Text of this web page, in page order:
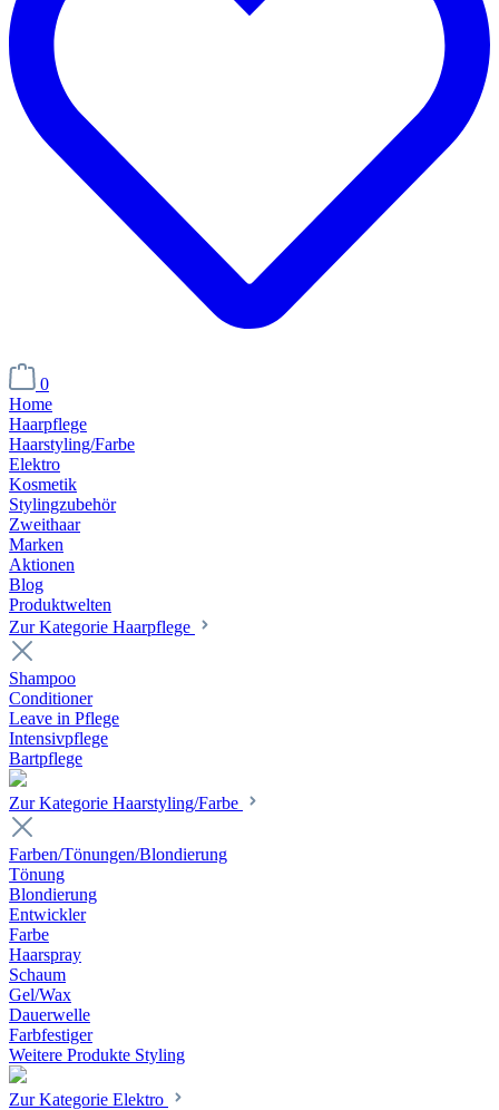
0
Home
Haarpflege
Haarstyling/Farbe
Elektro
Kosmetik
Stylingzubehör
Zweithaar
Marken
Aktionen
Blog
Produktwelten
Zur Kategorie Haarpflege
Shampoo
Conditioner
Leave in Pflege
Intensivpflege
Bartpflege
Zur Kategorie Haarstyling/Farbe
Farben/Tönungen/Blondierung
Tönung
Blondierung
Entwickler
Farbe
Haarspray
Schaum
Gel/Wax
Dauerwelle
Farbfestiger
Weitere Produkte Styling
Zur Kategorie Elektro